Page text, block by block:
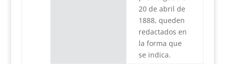
20 de abril de
1888, queden
redactados en
la forma que
se indica.